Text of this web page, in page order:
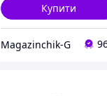
Купити
Magazinchik-G